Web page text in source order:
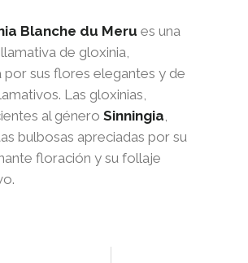
precios:
desde
500,00 $
hasta
900,00 $
Blanche du Meru es una
de gloxinia,
por sus flores elegantes y de
Las gloxinias,
al género Sinningia,
bulbosas apreciadas por su
floración y su follaje